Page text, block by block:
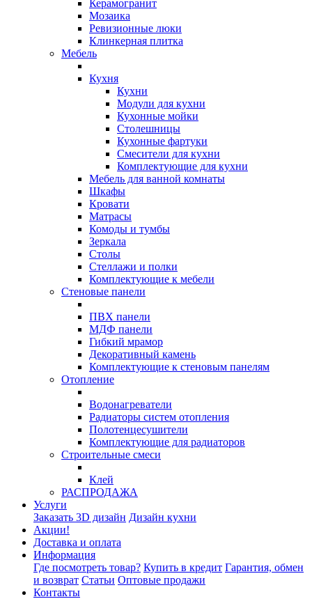
Керамогранит
Мозаика
Ревизионные люки
Клинкерная плитка
Мебель
Кухня
Кухни
Модули для кухни
Кухонные мойки
Столешницы
Кухонные фартуки
Смесители для кухни
Комплектующие для кухни
Мебель для ванной комнаты
Шкафы
Кровати
Матрасы
Комоды и тумбы
Зеркала
Столы
Стеллажи и полки
Комплектующие к мебели
Стеновые панели
ПВХ панели
МДФ панели
Гибкий мрамор
Декоративный камень
Комплектующие к стеновым панелям
Отопление
Водонагреватели
Радиаторы систем отопления
Полотенцесушители
Комплектующие для радиаторов
Строительные смеси
Клей
РАСПРОДАЖА
Услуги
Заказать 3D дизайн Дизайн кухни
Акции!
Доставка и оплата
Информация
Где посмотреть товар? Купить в кредит Гарантия, обмен
и возврат Статьи Оптовые продажи
Контакты